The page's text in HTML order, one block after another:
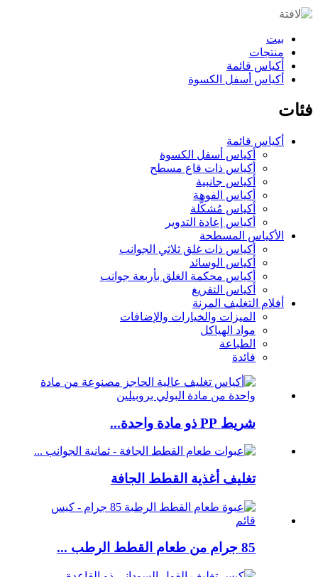
بيت
منتجات
أكياس قائمة
أكياس أسفل الكسوة
فئات
أكياس قائمة
أكياس أسفل الكسوة
أكياس ذات قاع مسطح
أكياس جانبية
أكياس الفوهة
أكياس مُشكَّلة
أكياس إعادة التدوير
الأكياس المسطحة
أكياس ذات غلق ثلاثي الجوانب
أكياس الوسائد
أكياس محكمة الغلق بأربعة جوانب
أكياس التفريغ
أفلام التغليف المرنة
الميزات والخيارات والإضافات
مواد الهياكل
الطباعة
فائدة
شريط PP ذو مادة واحدة...
تغليف أغذية القطط الجافة
85 جرام من طعام القطط الرطب ...